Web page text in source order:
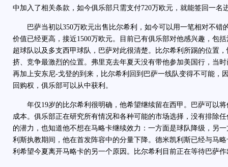
中加入了相关条款，如今俱乐部只需支付720万欧元，就能签回一名
巴萨当初以350万欧元出售比尔希利，如今可以用一笔相对不错
价值已经更高，接近1500万欧元。目前已有俱乐部对他感兴趣，包
超球队以及多支西甲球队，巴萨对此很清楚。比尔希利所踢的位置
挤、竞争最激烈的位置。弗里克去年夏天没有带他参加美国行，当
再加上安东尼-戈登的到来，比尔希利回到巴萨一线队变得不可能，
回购权，俱乐部可以从中获利。
年仅19岁的比尔希利很明确，他希望继续留在西甲。巴萨可以将
成本。俱乐部正在研究所有情况和各种可能的市场选择，没有排除
的潜力，也知道他不想在马略卡继续效力：一方面是球队降级，另
利斯执教期间，他在首发阵容中的分量下降。德米凯利斯已经与马
利希望今夏离开马略卡的另一个原因。比尔希利目前正在等待巴萨